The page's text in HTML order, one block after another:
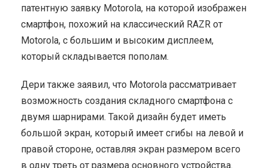
патентную заявку Motorola, на которой изображен
смартфон, похожий на классический RAZR от
Motorola, с большим и высоким дисплеем,
который складывается пополам.
Дери также заявил, что Motorola рассматривает
возможность создания складного смартфона с
двумя шарнирами. Такой дизайн будет иметь
большой экран, который имеет сгибы на левой и
правой стороне, оставляя экран размером всего
в одну треть от размера основного устройства.